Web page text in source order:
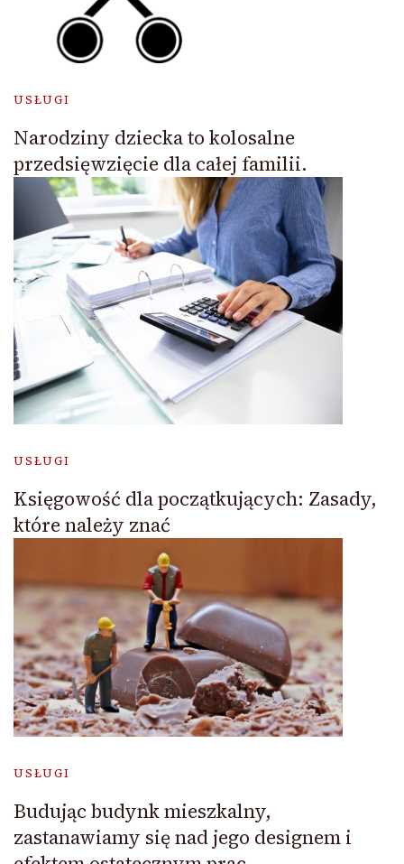
USŁUGI
Narodziny dziecka to kolosalne
przedsięwzięcie dla całej familii.
USŁUGI
Księgowość dla początkujących: Zasady,
które należy znać
USŁUGI
Budując budynk mieszkalny,
zastanawiamy się nad jego designem i